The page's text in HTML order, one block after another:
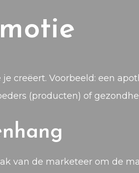
je creëert. Voorbeeld: een
(producten) of
van de marketeer om de